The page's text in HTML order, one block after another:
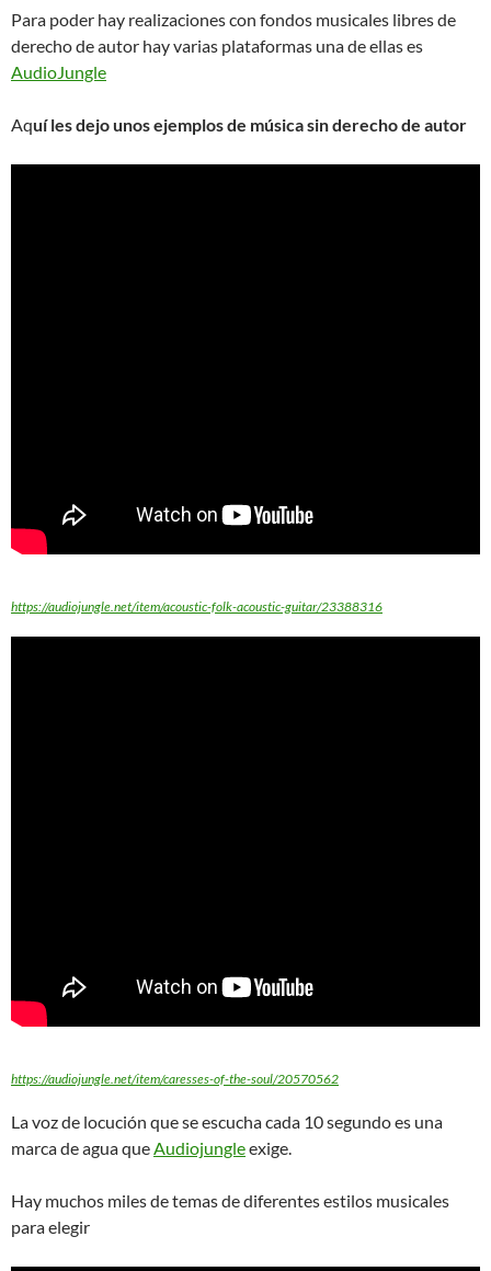
Para poder hay realizaciones con fondos musicales libres de
derecho de autor hay varias plataformas una de ellas es
AudioJungle
Aquí les dejo unos ejemplos de música sin derecho de autor
https://audiojungle.net/item/acoustic-folk-acoustic-guitar/23388316
https://audiojungle.net/item/caresses-of-the-soul/20570562
La voz de locución que se escucha cada 10 segundo es una
marca de agua queAudiojungleexige.
Hay muchos miles de temas de diferentes estilos musicales
para elegir